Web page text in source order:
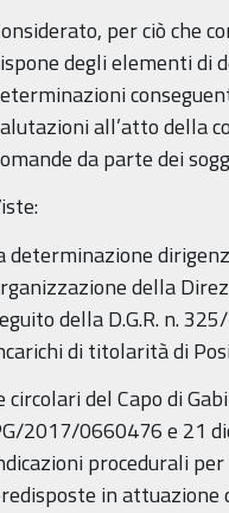
per ciò che
degli elementi di
all’atto della
da parte dei
determinazione
della
della D.G.R. n.
di titolarità di
circolari del Capo di
2017/0660476 e 21
procedurali
in